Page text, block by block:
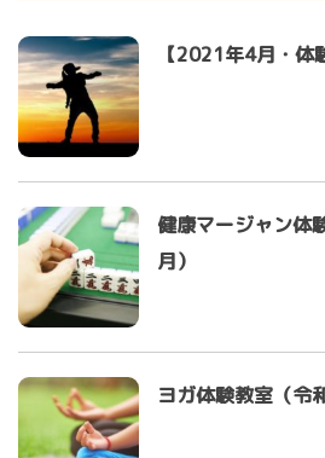
【2021年4月・体
健康マージャン体
月）
ヨガ体験教室（令